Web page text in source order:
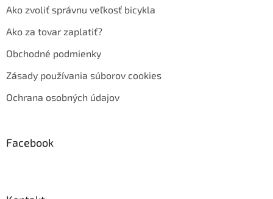
Ako zvoliť správnu veľkosť bicykla
Ako za tovar zaplatiť?
Obchodné podmienky
Zásady používania súborov cookies
Ochrana osobných údajov
Facebook